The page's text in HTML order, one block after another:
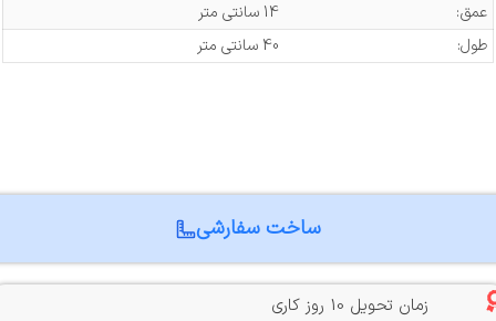
عمق:
14 سانتی متر
طول:
40 سانتی متر
ساخت سفارشی
زمان تحویل 10 روز کاری